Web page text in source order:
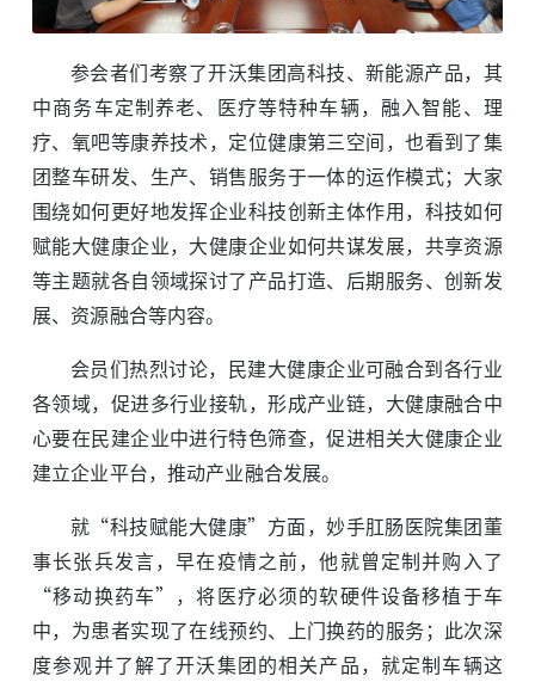
参会者们考察了开沃集团高科技、新能源产品，其
中商务车定制养老、医疗等特种车辆，融入智能、理
疗、氧吧等康养技术，定位健康第三空间，也看到了集
团整车研发、生产、销售服务于一体的运作模式；大家
围绕如何更好地发挥企业科技创新主体作用，科技如何
赋能大健康企业，大健康企业如何共谋发展，共享资源
等主题就各自领域探讨了产品打造、后期服务、创新发
展、资源融合等内容。
会员们热烈讨论，民建大健康企业可融合到各行业
各领域，促进多行业接轨，形成产业链，大健康融合中
心要在民建企业中进行特色筛查，促进相关大健康企业
建立企业平台，推动产业融合发展。
就“科技赋能大健康”方面，妙手肛肠医院集团董
事长张兵发言，早在疫情之前，他就曾定制并购入了
“移动换药车”，将医疗必须的软硬件设备移植于车
中，为患者实现了在线预约、上门换药的服务；此次深
度参观并了解了开沃集团的相关产品，就定制车辆这